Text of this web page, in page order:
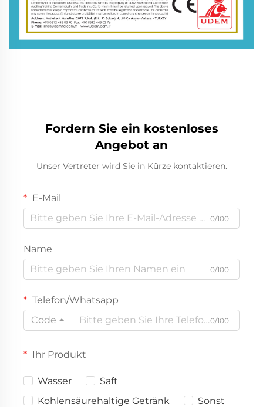
Fordern Sie ein kostenloses
Angebot an
Unser Vertreter wird Sie in Kürze kontaktieren.
E-Mail
0/100
Name
0/100
Telefon/Whatsapp
Code
0/100
Ihr Produkt
Wasser
Saft
Kohlensäurehaltige Getränk
Sonst